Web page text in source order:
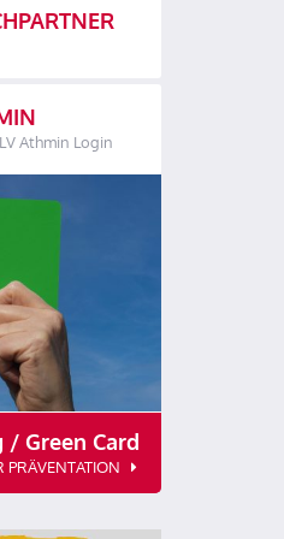
Athmin Login
/ Green Card
PRÄVENTATION